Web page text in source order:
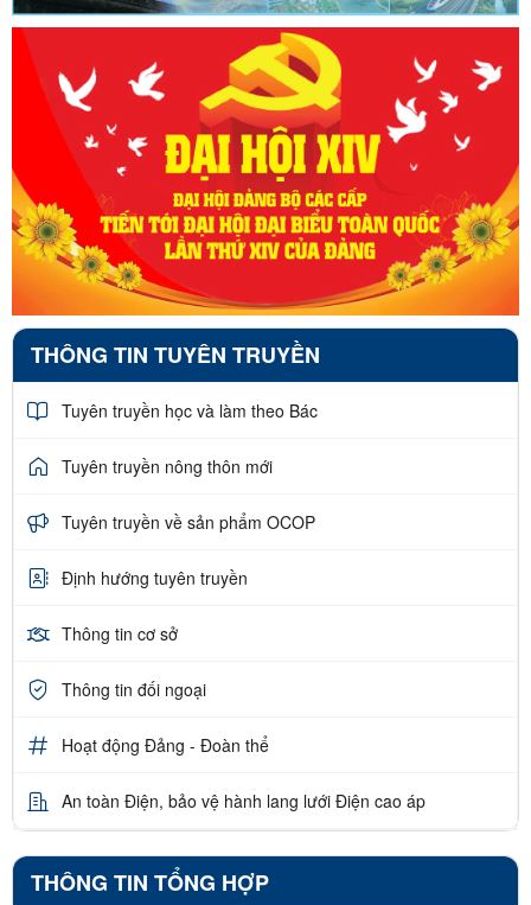
THÔNG TIN TUYÊN TRUYỀN
Tuyên truyền học và làm theo Bác
Tuyên truyền nông thôn mới
Tuyên truyền về sản phẩm OCOP
Định hướng tuyên truyền
Thông tin cơ sở
Thông tin đối ngoại
Hoạt động Đảng - Đoàn thể
An toàn Điện, bảo vệ hành lang lưới Điện cao áp
THÔNG TIN TỔNG HỢP